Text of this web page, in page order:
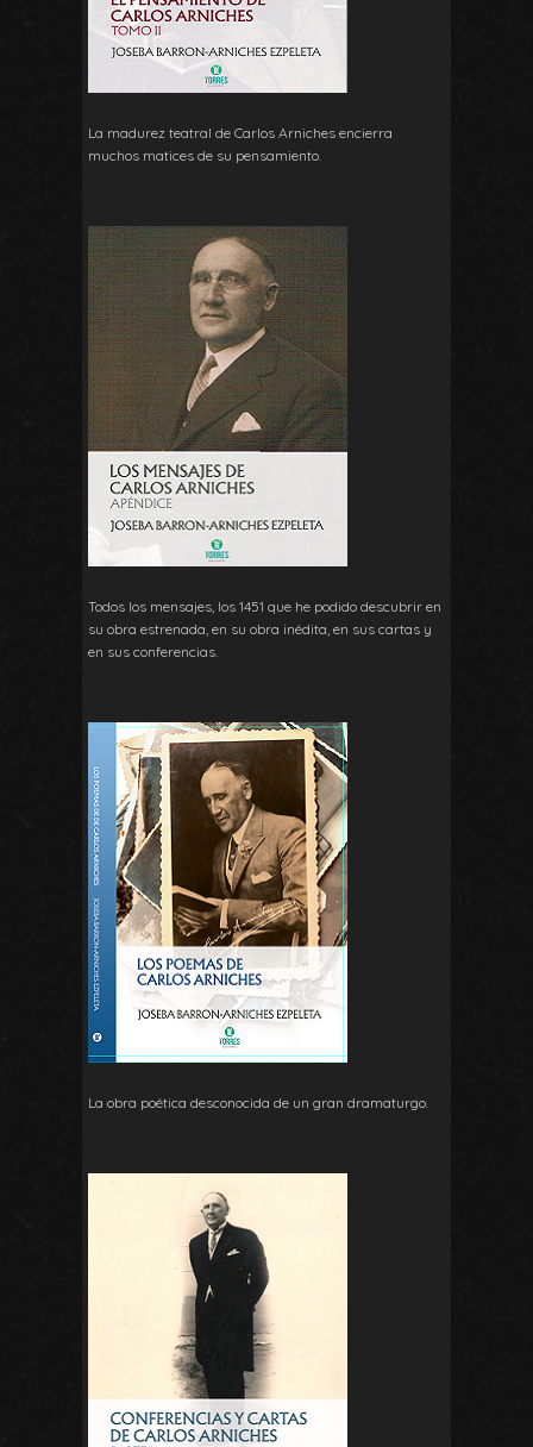
La madurez teatral de Carlos Arniches encierra
muchos matices de su pensamiento.
Todos los mensajes, los 1451 que he podido descubrir en
su obra estrenada, en su obra inédita, en sus cartas y
en sus conferencias.
La obra poética desconocida de un gran dramaturgo.